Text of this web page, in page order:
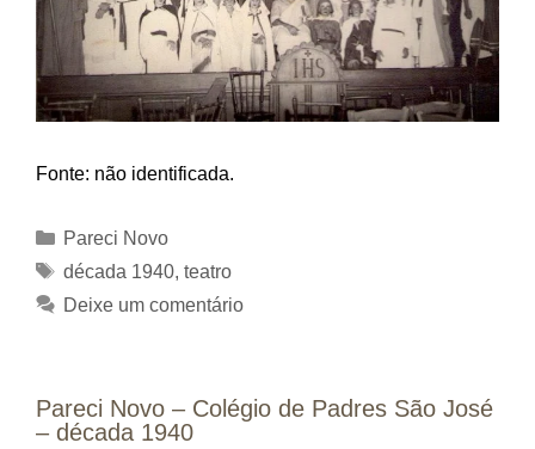
Fonte: não identificada.
Categorias
Pareci Novo
Tags
década 1940, teatro
Deixe um comentário
Pareci Novo – Colégio de Padres São José
– década 1940